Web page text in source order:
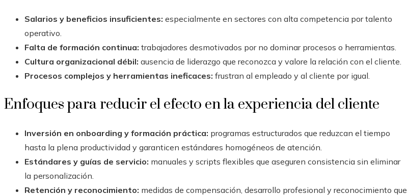
Salarios y beneficios insuficientes: especialmente en sectores con alta competencia por talento
operativo.
Falta de formación continua: trabajadores desmotivados por no dominar procesos o herramientas.
Cultura organizacional débil: ausencia de liderazgo que reconozca y valore la relación con el cliente.
Procesos complejos y herramientas ineficaces: frustran al empleado y al cliente por igual.
Enfoques para reducir el efecto en la experiencia del cliente
Inversión en onboarding y formación práctica: programas estructurados que reduzcan el tiempo
hasta la plena productividad y garanticen estándares homogéneos de atención.
Estándares y guías de servicio: manuales y scripts flexibles que aseguren consistencia sin eliminar
la personalización.
Retención y reconocimiento: medidas de compensación, desarrollo profesional y reconocimiento que